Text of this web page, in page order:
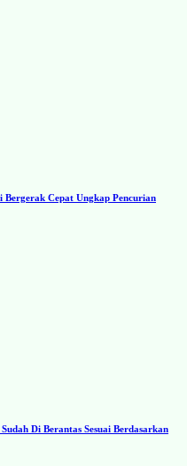
Cepat Ungkap Pencurian
Di Berantas Sesuai Berdasarkan